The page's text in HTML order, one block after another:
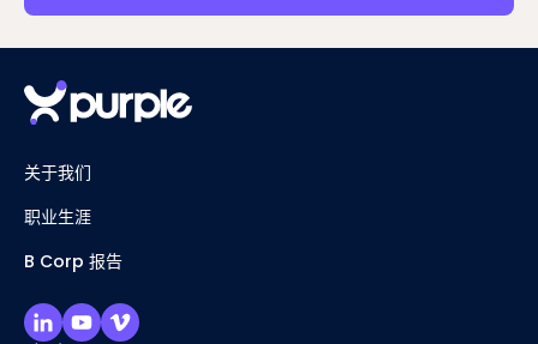
关于我们
职业生涯
B Corp 报告